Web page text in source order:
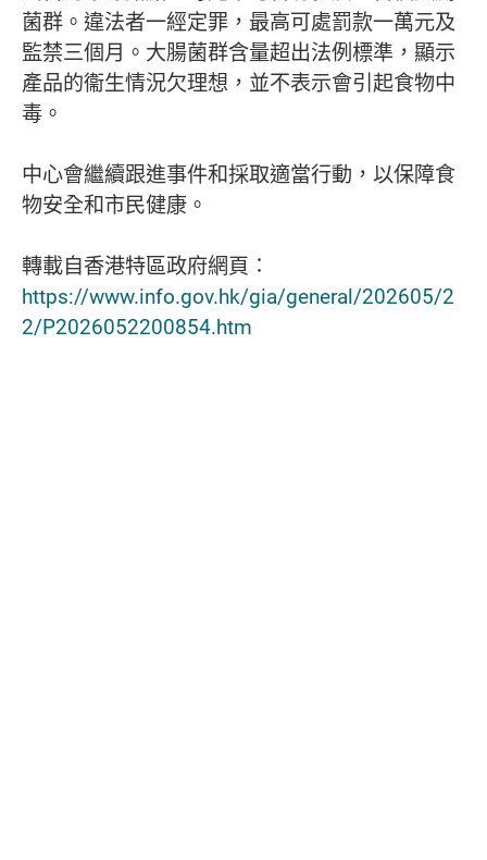
菌群。違法者一經定罪，最高可處罰款一萬元及
監禁三個月。大腸菌群含量超出法例標準，顯示
產品的衞生情況欠理想，並不表示會引起食物中
毒。
中心會繼續跟進事件和採取適當行動，以保障食
物安全和市民健康。
轉載自香港特區政府網頁∶
https://www.info.gov.hk/gia/general/202605/2
2/P2026052200854.htm